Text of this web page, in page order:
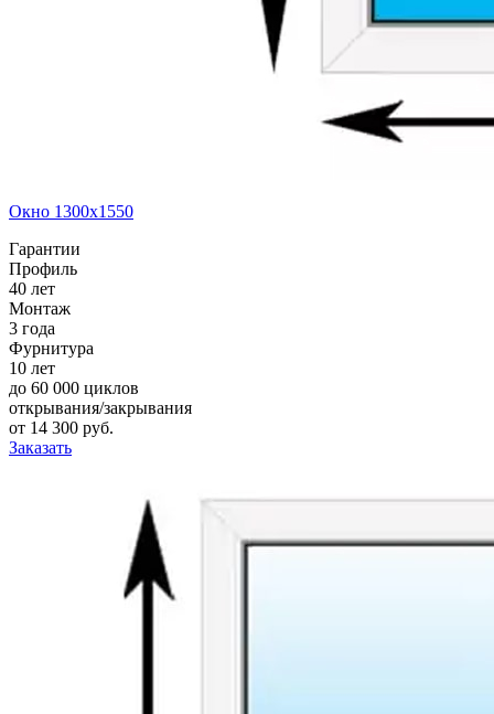
Окно 1300x1550
Гарантии
Профиль
40 лет
Монтаж
3 года
Фурнитура
10 лет
до 60 000 циклов
открывания/закрывания
от 14 300 руб.
Заказать